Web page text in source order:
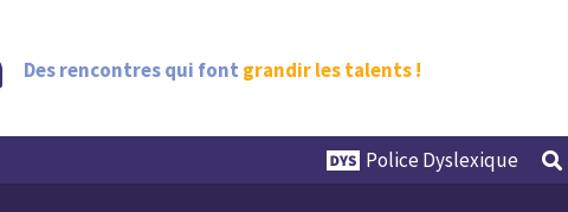
Des rencontres qui font grandir les talents !
Police Dyslexique